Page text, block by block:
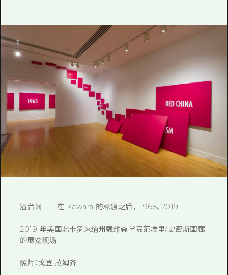
潜台词——在 Kawara 的标题之后，1965、2019
2019 年美国北卡罗来纳州戴维森学院范埃里/史密斯画廊
的展览现场
照片：戈登·拉姆齐